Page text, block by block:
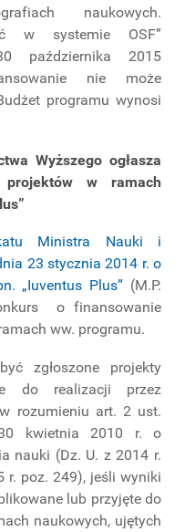
naukowych.
w systemie OSF”
2015
nie może
programu wynosi
Wyższego ogłasza
w ramach
Ministra Nauki i
23 stycznia 2014 r. o
„Iuventus Plus” (M.P.
o finansowanie
ww. programu.
zgłoszone projekty
do realizacji przez
rozumieniu art. 2 ust.
kwietnia 2010 r. o
nauki (Dz. U. z 2014 r.
poz. 249), jeśli wyniki
lub przyjęte do
naukowych, ujętych